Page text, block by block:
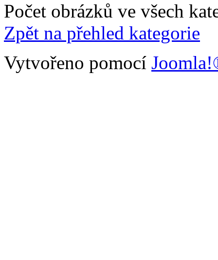
Počet obrázků ve všech
Zpět na přehled kategorie
Vytvořeno pomocí